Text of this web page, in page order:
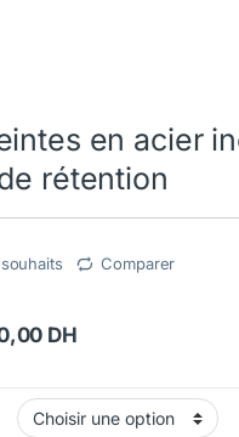
en acier
rétention
Comparer
DHPlage de prix :